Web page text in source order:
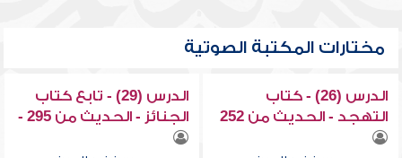
مختارات المكتبة الصوتية
الدرس (26) - كتاب
التهجد - الحديث من 252
- 269
الدرس (29) - تابع كتاب
الجنائز - الحديث من 295 -
306